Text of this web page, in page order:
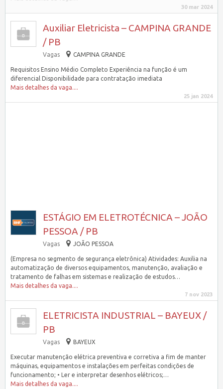
30 mar 2024
Auxiliar Eletricista – CAMPINA GRANDE
/ PB
Vagas CAMPINA GRANDE
Requisitos Ensino Médio Completo Experiência na função é um
diferencial Disponibilidade para contratação imediata
Mais detalhes da vaga....
25 jan 2024
ESTÁGIO EM ELETROTÉCNICA – JOÃO
PESSOA / PB
Vagas JOÃO PESSOA
(Empresa no segmento de segurança eletrônica) Atividades: Auxilia na
automatização de diversos equipamentos, manutenção, avaliação e
tratamento de falhas em sistemas e realização de estudos…
Mais detalhes da vaga....
7 nov 2023
ELETRICISTA INDUSTRIAL – BAYEUX /
PB
Vagas BAYEUX
Executar manutenção elétrica preventiva e corretiva a fim de manter
máquinas, equipamentos e instalações em perfeitas condições de
funcionamento; • Ler e interpretar desenhos elétricos;…
Mais detalhes da vaga....